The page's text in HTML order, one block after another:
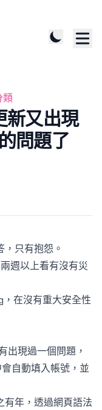
類
又出現
問題了
只有抱怨。
週以上看有沒有災
在沒有重大安全性
出現過一個問題，
自動填入帳號，並
有年，透過網頁語法